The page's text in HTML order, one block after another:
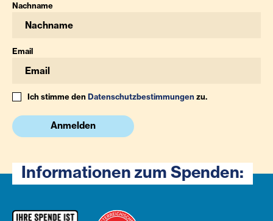
Nachname
Email
Ich stimme denDatenschutzbestimmungenzu.
Anmelden
Informationen zum Spenden: